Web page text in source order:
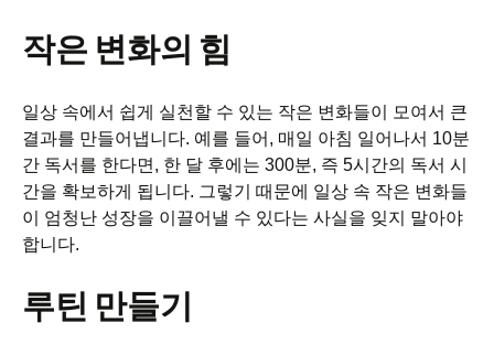
작은 변화의 힘
일상 속에서 쉽게 실천할 수 있는 작은 변화들이 모여서 큰
결과를 만들어냅니다. 예를 들어, 매일 아침 일어나서 10분
간 독서를 한다면, 한 달 후에는 300분, 즉 5시간의 독서 시
간을 확보하게 됩니다. 그렇기 때문에 일상 속 작은 변화들
이 엄청난 성장을 이끌어낼 수 있다는 사실을 잊지 말아야
합니다.
루틴 만들기